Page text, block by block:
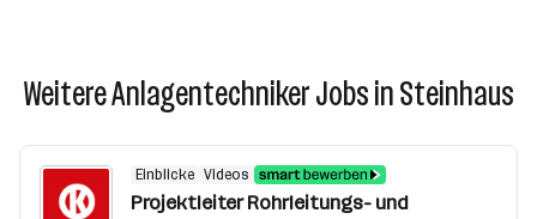
Weitere Anlagentechniker Jobs in Steinhaus
Einblicke Videos
Projektleiter Rohrleitungs- und